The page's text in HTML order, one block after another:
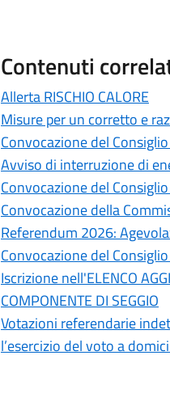
Contenuti
Allerta RISCHIO CALORE
Misure per un corretto e
Convocazione del
Avviso di interruzione di
Convocazione del
Convocazione della
Referendum 2026:
Convocazione del
Iscrizione nell'ELENCO
COMPONENTE DI SEGGIO
Votazioni referendarie
l’esercizio del voto a